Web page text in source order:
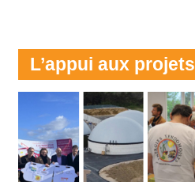
L’appui aux projets